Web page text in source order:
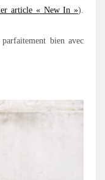
article « New In »).
bien avec